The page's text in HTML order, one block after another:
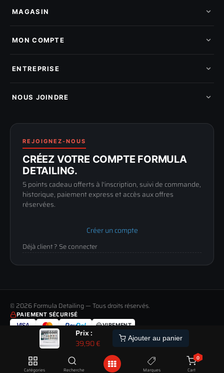
Prix :
39,90€ Ajouter au panier
Catégories Recherche Marques
0
Cart
TOUS LES MODES DE LIVRAISON
POUR CETTE COMMANDE :
Livré à partir du 11 Aout
MOYENS DE PAIEMENT ACCEPTÉS
PAIEMENT 100% SÉCURISÉ
Transactions chiffrées via Revolut et PayPal, 3D Secure
JUSQU'À 60 JOURS POUR CHANGER D'AVIS
SATISFAIT OU REMBOURSÉ
14 JOURS
PREVENU
MAGASIN
Nos marques
Pads de polissage
Pièces détachées
MON COMPTE
Mes tickets SAV
Mon parrainage
Programme fidelite
ENTREPRISE
Compte pro
Politique de retour
Conditions générales
Mentions légales
Confidentialité
NOUS JOINDRE
89100 SENS
03 73 61 02 02
Lun-Ven
9h-12h / 14h-17h
REJOIGNEZ-NOUS
CRÉEZ VOTRE COMPTE FORMULA
DETAILING.
5 points cadeau offerts à l'inscription, suivi de commande,
historique, paiement express et accès aux offres
réservées.
Créer un compte
Déjà client ? Se connecter
PAIEMENT SÉCURISÉ
VISA PayPal VIREMENT
© 2026 Formula Detailing — Tous droits réservés.